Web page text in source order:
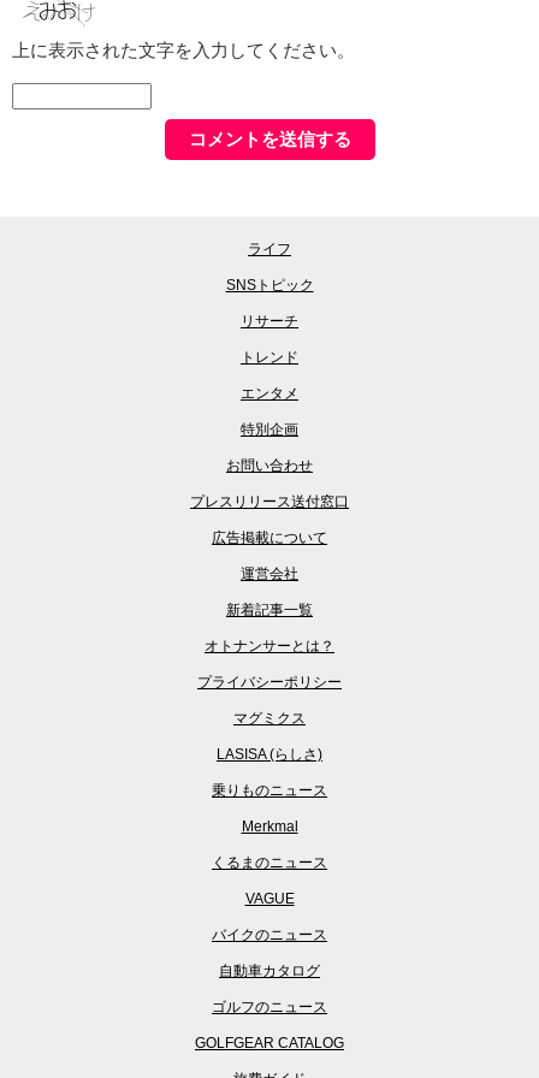
上に表示された文字を入力してください。
ライフ
SNSトピック
リサーチ
トレンド
エンタメ
特別企画
お問い合わせ
プレスリリース送付窓口
広告掲載について
運営会社
新着記事一覧
オトナンサーとは？
プライバシーポリシー
マグミクス
LASISA (らしさ)
乗りものニュース
Merkmal
くるまのニュース
VAGUE
バイクのニュース
自動車カタログ
ゴルフのニュース
GOLFGEAR CATALOG